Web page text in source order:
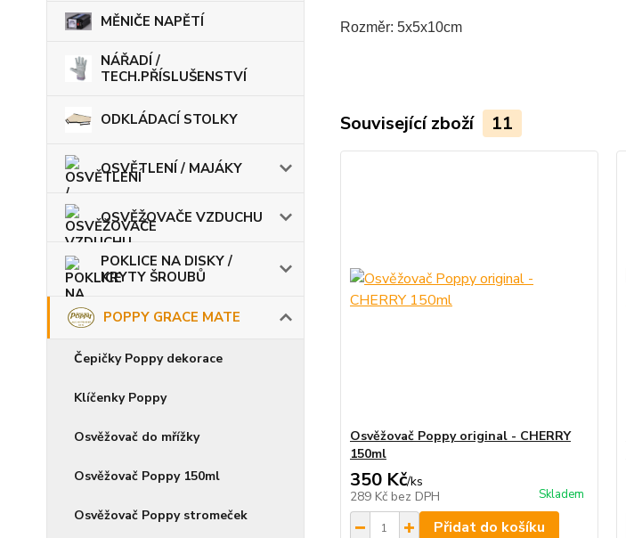
MĚNIČE NAPĚTÍ
NÁŘADÍ /
TECH.PŘÍSLUŠENSTVÍ
ODKLÁDACÍ STOLKY
OSVĚTLENÍ / MAJÁKY
OSVĚŽOVAČE VZDUCHU
POKLICE NA DISKY /
KRYTY ŠROUBŮ
POPPY GRACE MATE
Čepičky Poppy dekorace
Klíčenky Poppy
Osvěžovač do mřížky
Osvěžovač Poppy 150ml
Osvěžovač Poppy stromeček
Rozměr: 5x5x10cm
Související zboží 11
Osvěžovač Poppy original - CHERRY
150ml
350 Kč/ks
289 Kč bez DPH Skladem
Přidat do košíku